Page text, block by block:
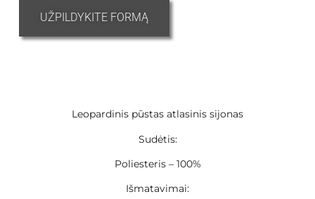
Leopardinis pūstas atlasinis sijonas
Sudėtis:
Poliesteris – 100%
Išmatavimai:
UŽPILDYKITE FORMĄ